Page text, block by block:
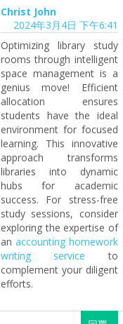
Christ John
2024年3月4日 下午6:41
Optimizing library study
rooms through intelligent
space management is a
genius move! Efficient
allocation ensures
students have the ideal
environment for focused
learning. This innovative
approach transforms
libraries into dynamic
hubs for academic
success. For stress-free
study sessions, consider
exploring the expertise of
an accounting homework
writing service to
complement your diligent
efforts.